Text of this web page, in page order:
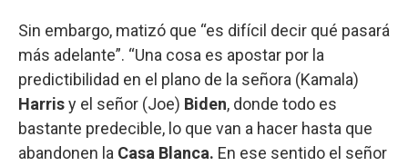
Sin embargo, matizó que “es difícil decir qué pasará
más adelante”. “Una cosa es apostar por la
predictibilidad en el plano de la señora (Kamala)
Harrisy el señor (Joe) Biden, donde todo es
bastante predecible, lo que van a hacer hasta que
abandonen la Casa Blanca. En ese sentido el señor